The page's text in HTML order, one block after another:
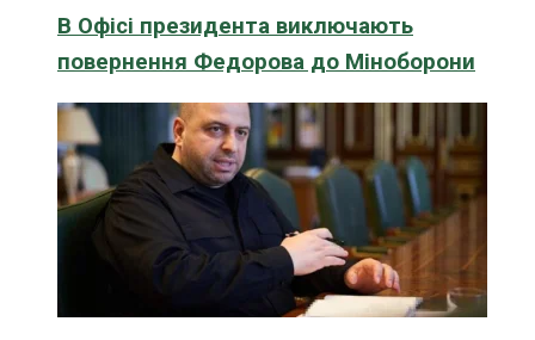
В Офісі президента виключають
повернення Федорова до Міноборони